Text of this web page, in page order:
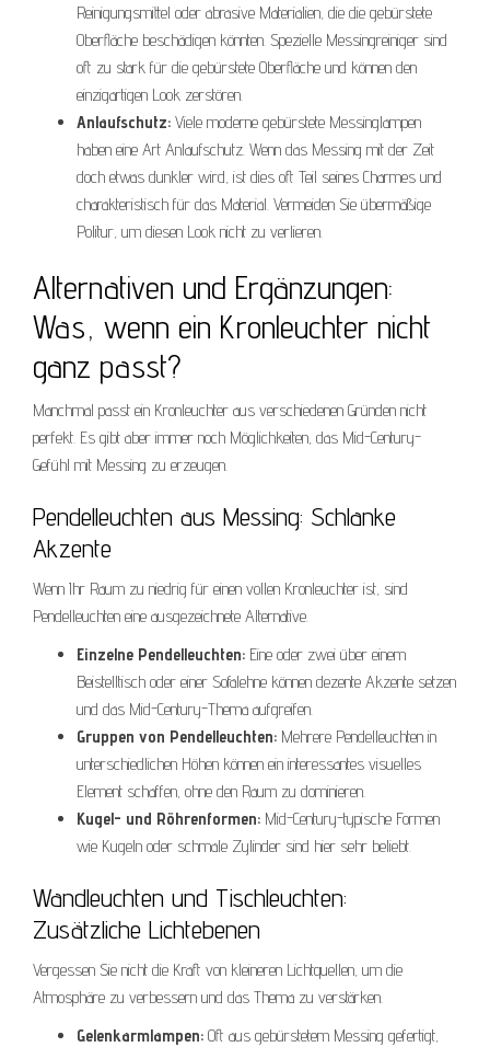
Reinigungsmittel oder abrasive Materialien, die die gebürstete
Oberfläche beschädigen könnten. Spezielle Messingreiniger sind
oft zu stark für die gebürstete Oberfläche und können den
einzigartigen Look zerstören.
Anlaufschutz: Viele moderne gebürstete Messinglampen
haben eine Art Anlaufschutz. Wenn das Messing mit der Zeit
doch etwas dunkler wird, ist dies oft Teil seines Charmes und
charakteristisch für das Material. Vermeiden Sie übermäßige
Politur, um diesen Look nicht zu verlieren.
Alternativen und Ergänzungen:
Was, wenn ein Kronleuchter nicht
ganz passt?
Manchmal passt ein Kronleuchter aus verschiedenen Gründen nicht
perfekt. Es gibt aber immer noch Möglichkeiten, das Mid-Century-
Gefühl mit Messing zu erzeugen.
Pendelleuchten aus Messing: Schlanke
Akzente
Wenn Ihr Raum zu niedrig für einen vollen Kronleuchter ist, sind
Pendelleuchten eine ausgezeichnete Alternative.
Einzelne Pendelleuchten: Eine oder zwei über einem
Beistelltisch oder einer Sofalehne können dezente Akzente setzen
und das Mid-Century-Thema aufgreifen.
Gruppen von Pendelleuchten: Mehrere Pendelleuchten in
unterschiedlichen Höhen können ein interessantes visuelles
Element schaffen, ohne den Raum zu dominieren.
Kugel- und Röhrenformen: Mid-Century-typische Formen
wie Kugeln oder schmale Zylinder sind hier sehr beliebt.
Wandleuchten und Tischleuchten:
Zusätzliche Lichtebenen
Vergessen Sie nicht die Kraft von kleineren Lichtquellen, um die
Atmosphäre zu verbessern und das Thema zu verstärken.
Gelenkarmlampen: Oft aus gebürstetem Messing gefertigt,